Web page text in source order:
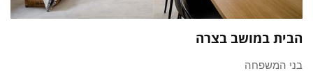
הבית במושב בצרה
בני המשפחה